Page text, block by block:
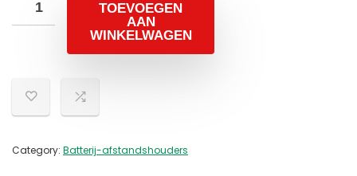
TOEVOEGEN
AAN
WINKELWAGEN
Category: Batterij-afstandshouders